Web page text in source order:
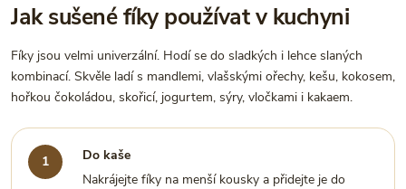
Jak sušené fíky používat v kuchyni
Fíky jsou velmi univerzální. Hodí se do sladkých i lehce slaných
kombinací. Skvěle ladí s mandlemi, vlašskými ořechy, kešu, kokosem,
hořkou čokoládou, skořicí, jogurtem, sýry, vločkami i kakaem.
Do kaše
Nakrájejte fíky na menší kousky a přidejte je do